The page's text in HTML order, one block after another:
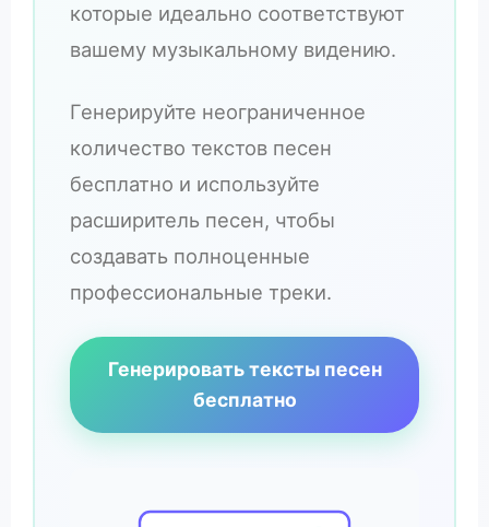
которые идеально соответствуют
вашему музыкальному видению.
Генерируйте неограниченное
количество текстов песен
бесплатно и используйте
расширитель песен, чтобы
создавать полноценные
профессиональные треки.
Генерировать тексты песен
бесплатно